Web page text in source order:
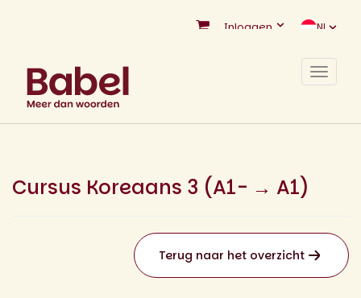
Inloggen NL
Toggle
Cursus Koreaans 3 (A1- → A1)
Terug naar het overzicht